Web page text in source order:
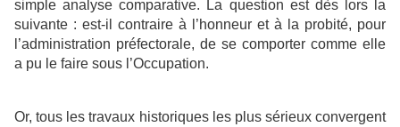
simple analyse comparative. La question est dès lors la
suivante : est-il contraire à l’honneur et à la probité, pour
l’administration préfectorale, de se comporter comme elle
a pu le faire sous l’Occupation.
Or, tous les travaux historiques les plus sérieux convergent